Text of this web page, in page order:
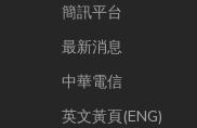
簡訊平台
最新消息
中華電信
英文黃頁(ENG)